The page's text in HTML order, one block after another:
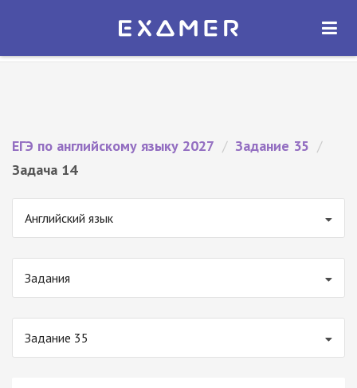
Экзамер — ЕГЭ 2027
ОТКРЫТЬ
ЕГЭ по английскому языку 2027 / Задание 35 /
Задача 14
Английский язык
Задания
Задание 35